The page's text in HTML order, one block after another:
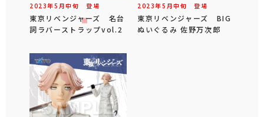
2023年5 月中旬 登場
東京リベンジャーズ 名台
詞ラバーストラップvol.2
2023年5 月中旬 登場
東京リベンジャーズ BIG
ぬいぐるみ 佐野万次郎